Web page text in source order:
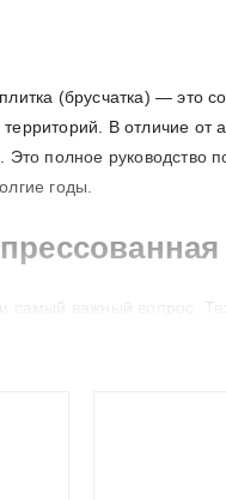
(брусчатка) — это
В отличие от
Это полное руководство
годы.
самый важный вопрос.